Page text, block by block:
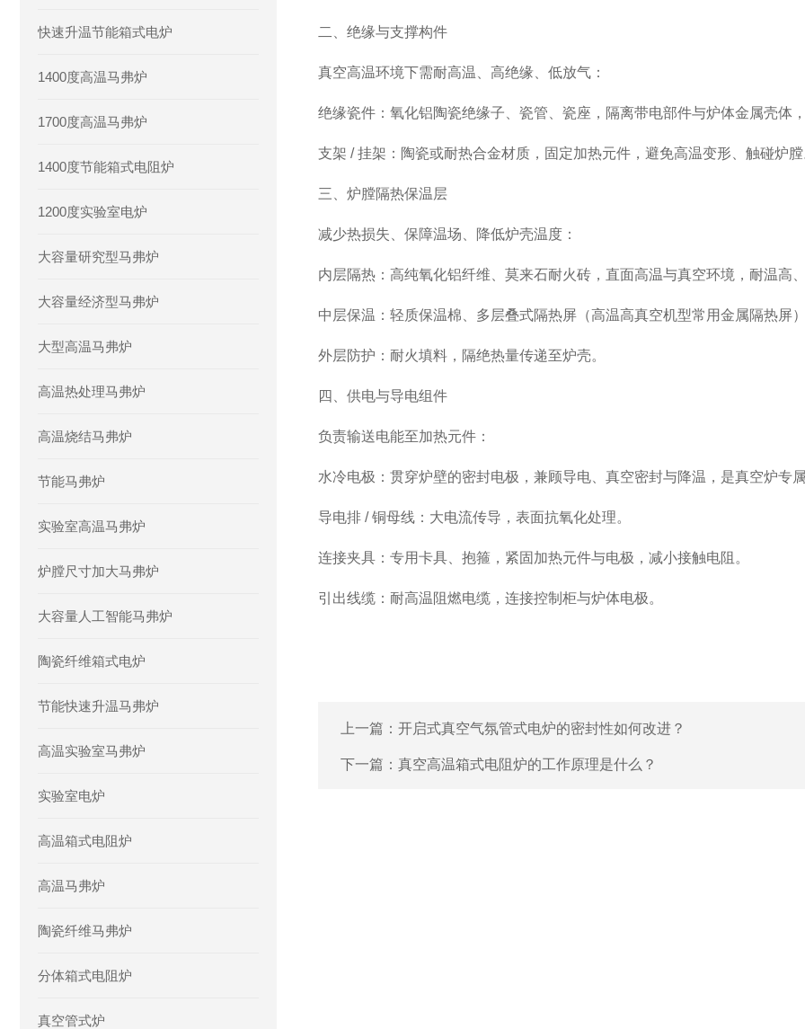
快速升温节能箱式电炉
1400度高温马弗炉
1700度高温马弗炉
1400度节能箱式电阻炉
1200度实验室电炉
大容量研究型马弗炉
大容量经济型马弗炉
大型高温马弗炉
高温热处理马弗炉
高温烧结马弗炉
节能马弗炉
实验室高温马弗炉
炉膛尺寸加大马弗炉
大容量人工智能马弗炉
陶瓷纤维箱式电炉
节能快速升温马弗炉
高温实验室马弗炉
实验室电炉
高温箱式电阻炉
高温马弗炉
陶瓷纤维马弗炉
分体箱式电阻炉
真空管式炉
二、绝缘与支撑构件
真空高温环境下需耐高温、高绝缘、低放气：
绝缘瓷件：氧化铝陶瓷绝缘子、瓷管、瓷座，隔离带电部件与炉体金属壳体
支架 / 挂架：陶瓷或耐热合金材质，固定加热元件，避免高温变形、触碰炉
三、炉膛隔热保温层
减少热损失、保障温场、降低炉壳温度：
内层隔热：高纯氧化铝纤维、莫来石耐火砖，直面高温与真空环境，耐温高
中层保温：轻质保温棉、多层叠式隔热屏（高温高真空机型常用金属隔热屏
外层防护：耐火填料，隔绝热量传递至炉壳。
四、供电与导电组件
负责输送电能至加热元件：
水冷电极：贯穿炉壁的密封电极，兼顾导电、真空密封与降温，是真空炉专
导电排 / 铜母线：大电流传导，表面抗氧化处理。
连接夹具：专用卡具、抱箍，紧固加热元件与电极，减小接触电阻。
引出线缆：耐高温阻燃电缆，连接控制柜与炉体电极。
上一篇： 开启式真空气氛管式电炉的密封性如何改进？
下一篇： 真空高温箱式电阻炉的工作原理是什么？